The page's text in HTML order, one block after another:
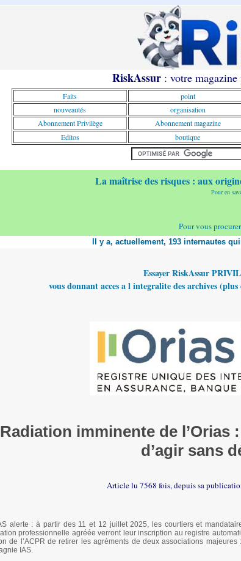
RiskAssur: votre magazine
Faits point
nouveautés
organisation
Abonnement Privilège
Abonnement magazine
Editos boutique
La maîtrise des risques : aux
Pour en
Pour vous
Il y a, actuellement, 193 internautes
Essayer RiskAssur
vous donnant acces a l integralite des archives
Radiation imminente de l’Orias
d’agir sans
Article lu 7568 fois, depuis sa
alerte : à partir des 11 et 12 juillet 2025, les courtiers et
professionnelle agréée verront leur inscription au registre
de l’ACPR de retirer les agréments de deux associations
IAS.